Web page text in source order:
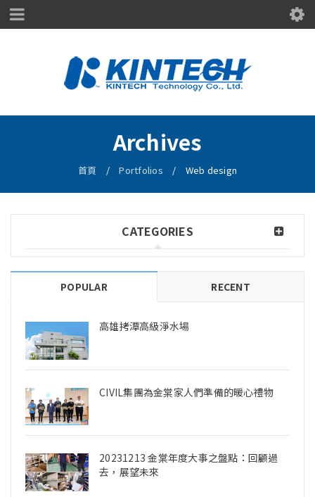
Archives
首頁 / Portfolios / Web design
CATEGORIES
POPULAR RECENT
高雄拷潭高級淨水場
CIVIL集團為金棠家人們準備的暖心禮物
20231213 金棠年度大事之盤點：回顧過
去，展望未來